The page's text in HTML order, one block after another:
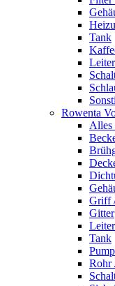
Tank
Rowenta
Alles
Griff
Gitter
Tank
Rohr